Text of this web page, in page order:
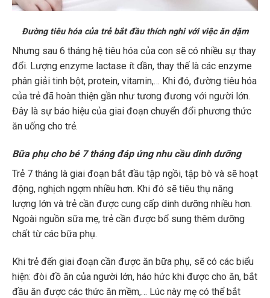
Đường tiêu hóa của trẻ bắt đầu thích nghi với việc ăn dặm
Nhưng sau 6 tháng hệ tiêu hóa của con sẽ có nhiều sự thay
đổi. Lượng enzyme lactase ít dần, thay thế là các enzyme
phân giải tinh bột, protein, vitamin,… Khi đó, đường tiêu hóa
của trẻ đã hoàn thiện gần như tương đương với người lớn.
Đây là sự báo hiệu của giai đoạn chuyển đổi phương thức
ăn uống cho trẻ.
Bữa phụ cho bé 7 tháng đáp ứng nhu cầu dinh dưỡng
Trẻ 7 tháng là giai đoạn bắt đầu tập ngồi, tập bò và sẽ hoạt
động, nghịch ngợm nhiều hơn. Khi đó sẽ tiêu thụ năng
lượng lớn và trẻ cần được cung cấp dinh dưỡng nhiều hơn.
Ngoài nguồn sữa mẹ, trẻ cần được bổ sung thêm dưỡng
chất từ các bữa phụ.
Khi trẻ đến giai đoạn cần được ăn bữa phụ, sẽ có các biểu
hiện: đòi đồ ăn của người lớn, háo hức khi được cho ăn, bắt
đầu ăn được các thức ăn mềm,… Lúc này mẹ có thể bắt